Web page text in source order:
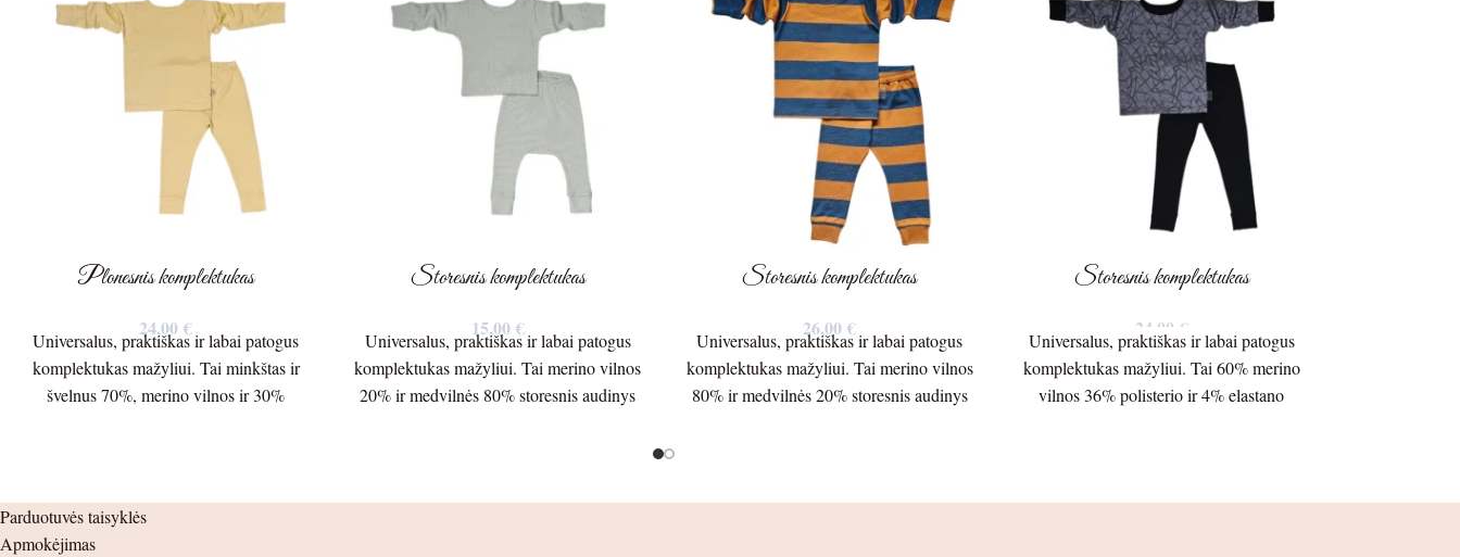
Plonesnis komplektukas
24,00€
Universalus, praktiškas ir labai patogus
komplektukas mažyliui. Tai minkštas ir
švelnus 70%, merino vilnos ir 30%
nuo peties siūlės – 34cm. nuo pažastėlės –
29cm. Kelnių ilgis – 51cm. nuo klynuko
Storesnis komplektukas
15,00 €
Universalus, praktiškas ir labai patogus
komplektukas mažyliui. Tai merino vilnos
20% ir medvilnės 80% storesnis audinys
nuo pažastėlės – 21cm. Kelnių ilgis –
Storesnis komplektukas
26,00€
Universalus, praktiškas ir labai patogus
komplektukas mažyliui. Tai merino vilnos
80% ir medvilnės 20% storesnis audinys
nuo pažastėlės – 26cm. Kelnių ilgis –
Storesnis komplektukas
24,00 €
Universalus, praktiškas ir labai patogus
komplektukas mažyliui. Tai 60% merino
vilnos 36% polisterio ir 4% elastano
Rankovės
Parduotuvės taisyklės
Apmokėjimas